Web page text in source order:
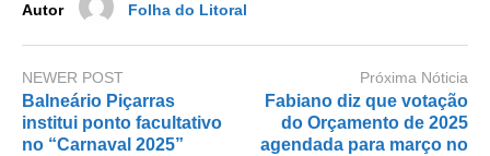
Autor Folha do Litoral
NEWER POST
Balneário Piçarras
institui ponto facultativo
no “Carnaval 2025”
Próxima Nóticia
Fabiano diz que votação
do Orçamento de 2025
agendada para março no